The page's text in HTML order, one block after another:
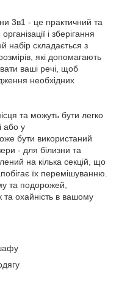
3в1 - це практичний та
і зберігання
набір складається з
які допомагають
ваші речі, щоб
необхідних
та можуть бути легко
або у
бути використаний
- для білизни та
на кілька секцій, що
їх перемішуванню.
та подорожей,
охайність в вашому